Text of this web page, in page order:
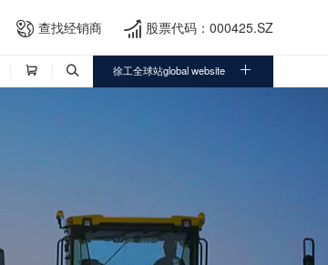
 查找经销商  股票代码：000425.SZ
  徐工全球站global website 